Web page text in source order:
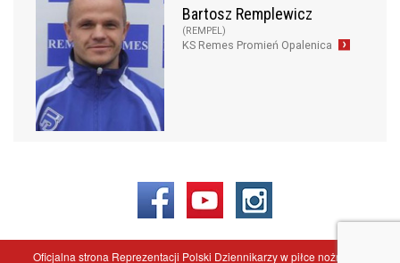
Bartosz Remplewicz
(REMPEL)
KS Remes Promień Opalenica
Oficjalna strona Reprezentacji Polski Dziennikarzy w piłce nożnej - ©